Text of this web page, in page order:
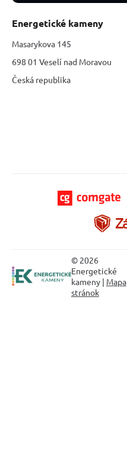
Energetické kameny
Masarykova 145
698 01 Veselí nad Moravou
Česká republika
© 2026
Energetické
kameny | Mapa
stránok